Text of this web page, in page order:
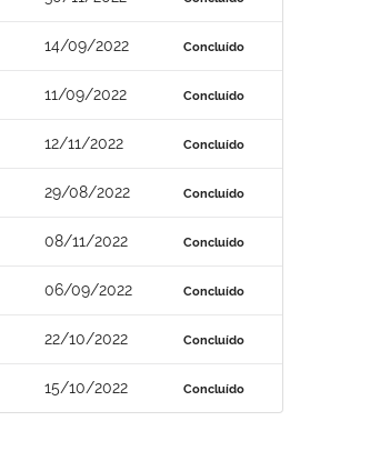
14/09/2022 Concluído
11/09/2022 Concluído
12/11/2022 Concluído
29/08/2022 Concluído
08/11/2022 Concluído
06/09/2022 Concluído
22/10/2022 Concluído
15/10/2022 Concluído